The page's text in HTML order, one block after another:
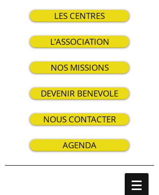
LES CENTRES
L'ASSOCIATION
NOS MISSIONS
DEVENIR BENEVOLE
NOUS CONTACTER
AGENDA